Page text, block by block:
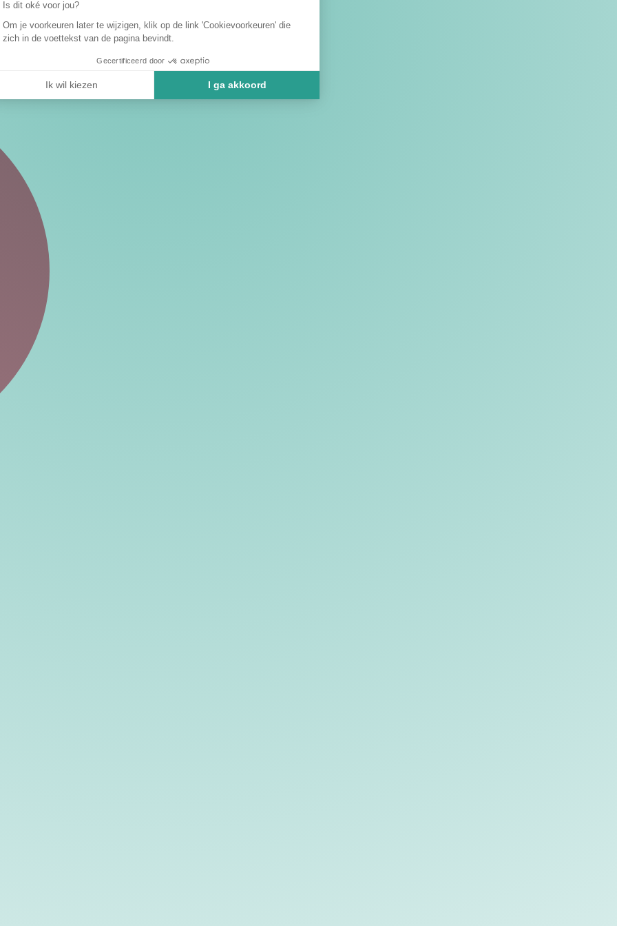
Is dit oké voor jou?
Om je voorkeuren later te wijzigen, klik op de link 'Cookievoorkeuren' die
zich in de voettekst van de pagina bevindt.
Gecertificeerd door
Ik wil kiezen I ga akkoord